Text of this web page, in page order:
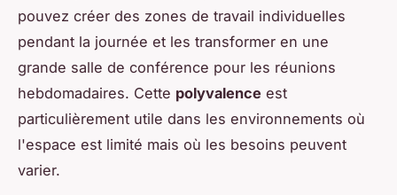
pouvez créer des zones de travail individuelles
pendant la journée et les transformer en une
grande salle de conférence pour les réunions
hebdomadaires. Cette polyvalence est
particulièrement utile dans les environnements où
l'espace est limité mais où les besoins peuvent
varier.